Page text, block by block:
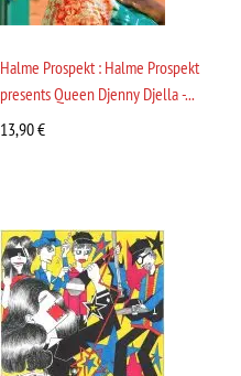
Halme Prospekt : Halme Prospekt
presents Queen Djenny Djella -...
13,90€